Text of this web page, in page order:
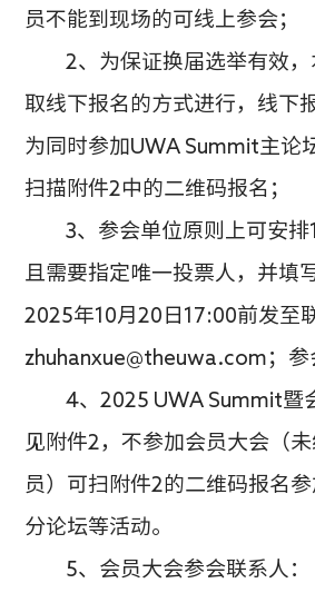
员不能到现场的可线上参会；
2、为保证换届选举有效
取线下报名的方式进行，线下
为同时参加UWA Summit主论
扫描附件2中的二维码报名；
3、参会单位原则上可安排
且需要指定唯一投票人，并填
2025年10月20日17:00前发至
zhuhanxue@theuwa.com；参
4、2025 UWA Summit暨
见附件2，不参加会员大会（
员）可扫附件2的二维码报名
分论坛等活动。
5、会员大会参会联系人：